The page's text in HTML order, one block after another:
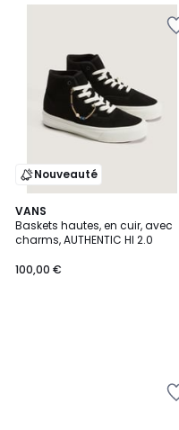
Nouveauté
VANS
Baskets hautes, en cuir, avec
charms, AUTHENTIC HI 2.0
100,00 €